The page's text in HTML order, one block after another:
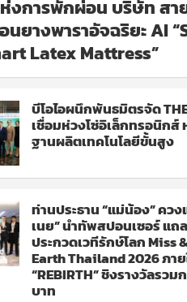
งการพักผ่อน บริษัท สา
ยางพาราอัจฉริยะ AI
Latex Mattress”
บีโอไอผนึกพันธมิตรจัด
เชื่อมห่วงโซ่อิเล็กทรอนิกส์
ฐานผลิตเทคโนโลยีขั้นสูง
ท่านประธาน “แม่น้อง” คว
เนย” นำทัพสปอนเซอร์ แถ
ประกวดเวทีรักษ์โลก Miss
Earth Thailand 2026 ภา
“REBIRTH” ชิงรางวัลรวม
บาท